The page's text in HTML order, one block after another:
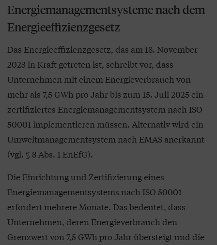
Energiemanagementsysteme nach dem
Energieeffizienzgesetz
Das Energieeffizienzgesetz, das am 18. November
2023 in Kraft getreten ist, schreibt vor, dass
Unternehmen mit einem Energieverbrauch von
mehr als 7,5 GWh pro Jahr bis zum 15. Juli 2025 ein
zertifiziertes Energiemanagementsystem nach ISO
50001 implementieren müssen. Alternativ wird ein
Umweltmanagementsystem nach EMAS anerkannt
(vgl. § 8 Abs. 1 EnEfG).
Die Einrichtung und Zertifizierung eines
Energiemanagementsystems nach ISO 50001
erfordert mehrere Monate. Das bedeutet, dass
Unternehmen, deren Energieverbrauch den
Grenzwert von 7,5 GWh pro Jahr übersteigt und die